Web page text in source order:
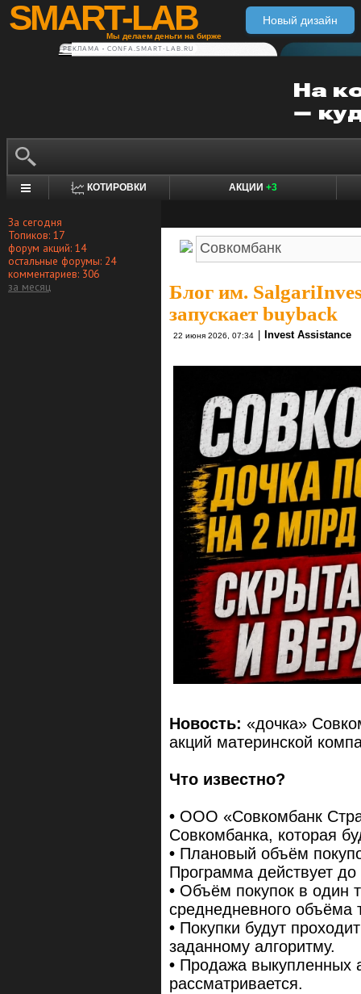
SMART-LAB
Мы делаем деньги на бирже
Новый дизайн
РЕКЛАМА • CONFA.SMART-LAB.RU
КОТИРОВКИ АКЦИИ +3
За сегодня
Топиков: 17
форум акций: 14
остальные форумы: 24
комментариев: 306
за месяц
Блог им.
запускает buyback
22 июня 2026, 07:34 Invest Assistance
Новость: «дочка»
акций материнской
Что известно?
• ООО «Совкомбанк
Совкомбанка, которая
• Плановый объём
Программа действует
• Объём покупок в один
среднедневного объёма
• Покупки будут
заданному алгоритму.
• Продажа выкупленных
рассматривается.